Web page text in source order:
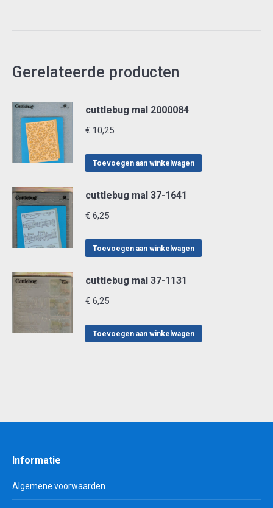
Gerelateerde producten
cuttlebug mal 2000084
€ 10,25
Toevoegen aan winkelwagen
cuttlebug mal 37-1641
€ 6,25
Toevoegen aan winkelwagen
cuttlebug mal 37-1131
€ 6,25
Toevoegen aan winkelwagen
Informatie
Algemene voorwaarden